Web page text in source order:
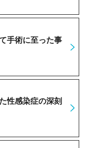
手術に至った事
性感染症の深刻